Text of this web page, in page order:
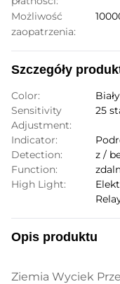
Możliwość
zaopatrzenia:
Szczegóły
Color:
Biały
Sensitivity
Adjustment:
25
Indicator:
Detection:
z /
Function:
High Light:
Opis produktu
Ziemia Wyciek